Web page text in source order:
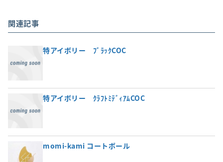
関連記事
特アイボリー ﾌﾞﾗｯｸCOC
特アイボリー ｸﾗﾌﾄﾐﾃﾞｨｱﾑCOC
momi-kami コートボール